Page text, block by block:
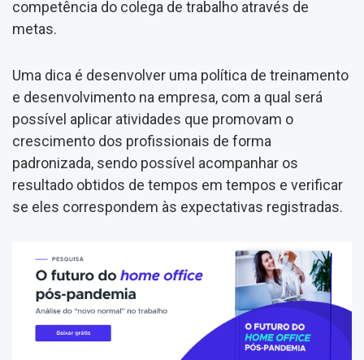
competência do colega de trabalho através de
metas.
Uma dica é desenvolver uma política de treinamento
e desenvolvimento na empresa, com a qual será
possível aplicar atividades que promovam o
crescimento dos profissionais de forma
padronizada, sendo possível acompanhar os
resultado obtidos de tempos em tempos e verificar
se eles correspondem às expectativas registradas.